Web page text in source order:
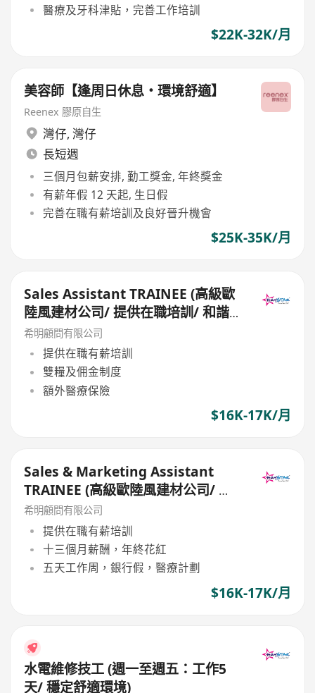
醫療及牙科津貼，完善工作培訓
$22K-32K/月
美容師【逢周日休息・環境舒適】
Reenex 膠原自生
灣仔, 灣仔
長短週
三個月包薪安排, 勤工獎金, 年終獎金
有薪年假 12 天起, 生日假
完善在職有薪培訓及良好晉升機會
$25K-35K/月
Sales Assistant TRAINEE (高級歐
陸風建材公司/ 提供在職培訓/ 和諧
工作環境)
希明顧問有限公司
提供在職有薪培訓
雙糧及佣金制度
額外醫療保險
$16K-17K/月
Sales & Marketing Assistant
TRAINEE (高級歐陸風建材公司/ 提
供在職培訓/ 和諧工作環境)
希明顧問有限公司
提供在職有薪培訓
十三個月薪酬，年終花紅
五天工作周，銀行假，醫療計劃
$16K-17K/月
水電維修技工 (週一至週五：工作5
天/ 穩定舒適環境)